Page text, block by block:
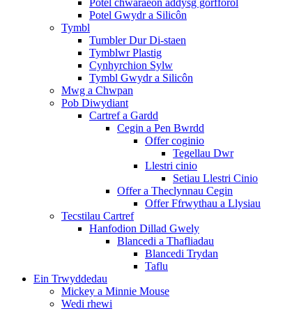
Potel chwaraeon addysg gorfforol
Potel Gwydr a Silicôn
Tymbl
Tumbler Dur Di-staen
Tymblwr Plastig
Cynhyrchion Sylw
Tymbl Gwydr a Silicôn
Mwg a Chwpan
Pob Diwydiant
Cartref a Gardd
Cegin a Pen Bwrdd
Offer coginio
Tegellau Dwr
Llestri cinio
Setiau Llestri Cinio
Offer a Theclynnau Cegin
Offer Ffrwythau a Llysiau
Tecstilau Cartref
Hanfodion Dillad Gwely
Blancedi a Thafliadau
Blancedi Trydan
Taflu
Ein Trwyddedau
Mickey a Minnie Mouse
Wedi rhewi